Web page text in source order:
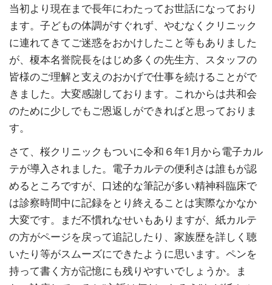
当初より現在まで長年にわたってお世話になっており
ます。子どもの体調がすぐれず、やむなくクリニック
に連れてきてご迷惑をおかけしたこと等もありました
が、榎本名誉院長をはじめ多くの先生方、スタッフの
皆様のご理解と支えのおかげで仕事を続けることがで
きました。大変感謝しております。これからは共和会
のために少しでもご恩返しができればと思っておりま
す。
さて、桜クリニックもついに令和６年1月から電子カル
テが導入されました。電子カルテの便利さは誰もが認
めるところですが、口述的な筆記が多い精神科臨床で
は診察時間中に記録をとり終えることは実際なかなか
大変です。まだ不慣れなせいもありますが、紙カルテ
の方がページを戻って追記したり、家族歴を詳しく聴
いたり等がスムーズにできたように思います。ペンを
持って書く方が記憶にも残りやすいでしょうか。ま